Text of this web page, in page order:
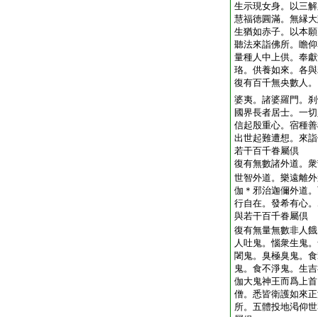
生示現女身。以三
慧福徳圓滿。無縁
生猶如赤子。以本
聽法來詣佛所。瞻
量種人中上供。奉
珞。供養如來。各
復有百千無央數人
婆夷。諸婆羅門。
國界長者居士。一
信起殷重心。宿種
出世起難遭想。來
若干百千眷屬倶
復有無數諸外道。
世智外道。樂遠離
伽＊邪治迦儞外道
行自在。發希有心
與若干百千眷屬倶
復有無量無數非人
人吐鬼。惱衆生鬼
闍鬼。臭極臭鬼。
鬼。食不淨鬼。生
伽大鬼神王而爲上
僧。悉皆衛護如來
所。五體投地渇仰